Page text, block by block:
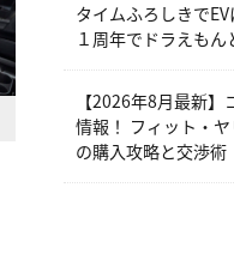
タイムふろしきで
１周年でドラえもん
【2026年8月最新
情報！ フィット・
の購入攻略と交渉術